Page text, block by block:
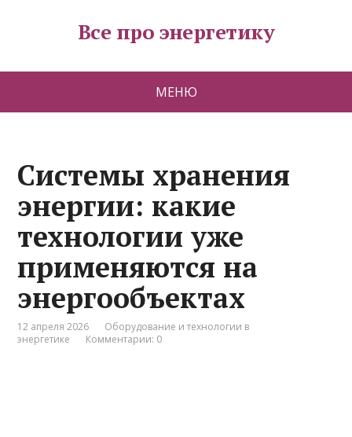
Все про энергетику
МЕНЮ
Системы хранения
энергии: какие
технологии уже
применяются на
энергообъектах
12 апреля 2026
Оборудование и технологии в
энергетике
Комментарии: 0